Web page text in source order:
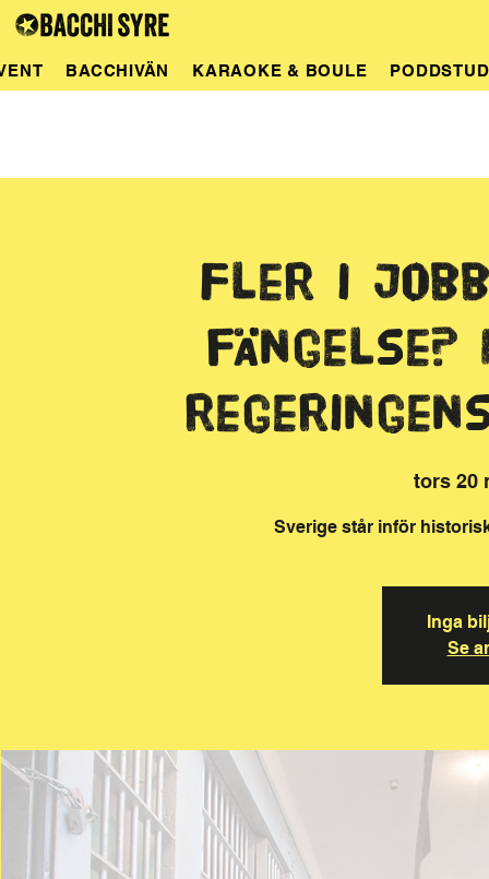
BACCHIVÄN KARAOKE & BOULE
Fler i
fängelse?
tors 20
Sverige står inför
Inga
Se